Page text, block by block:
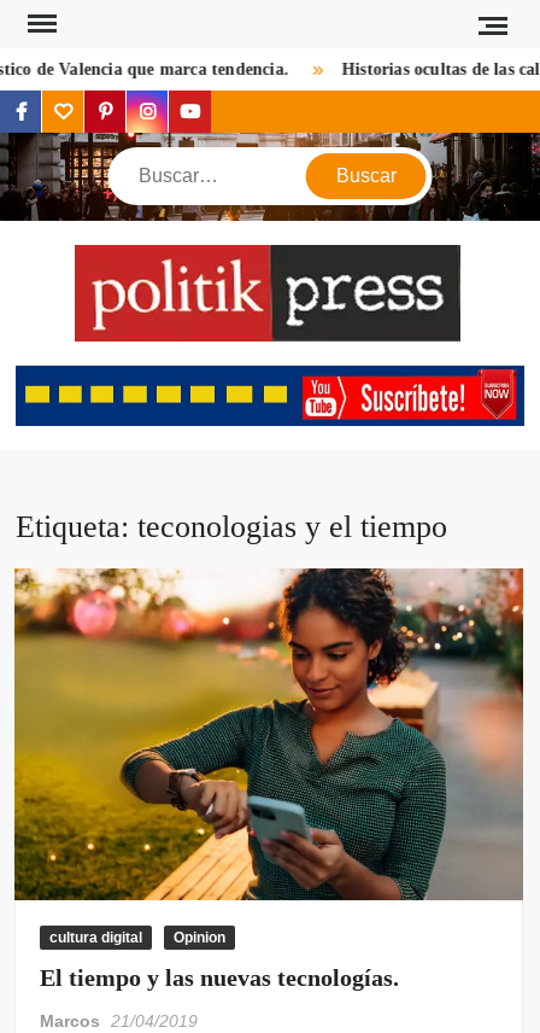
Saltar
contenido
de Valencia que marca tendencia. Historias ocultas de las
facebook
twitterpinterestinstagramyoutube
Buscar
mirada
Etiqueta:teconologias y el tiempo
cultura digital Opinion
El tiempo y las nuevas tecnologías.
Marcos 21/04/2019